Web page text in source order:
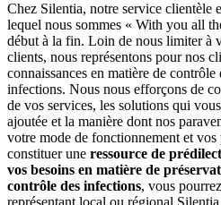
Chez Silentia, notre service clientèle
lequel nous sommes « With you all
début à la fin. Loin de nous limiter à
clients, nous représentons pour nos
connaissances en matière de
infections. Nous nous efforçons de
de vos services, les solutions qui
ajoutée et la manière dont nos
votre mode de fonctionnement et
constituer une ressource de
vos besoins en matière de
contrôle des infections, vous
représentant local ou régional